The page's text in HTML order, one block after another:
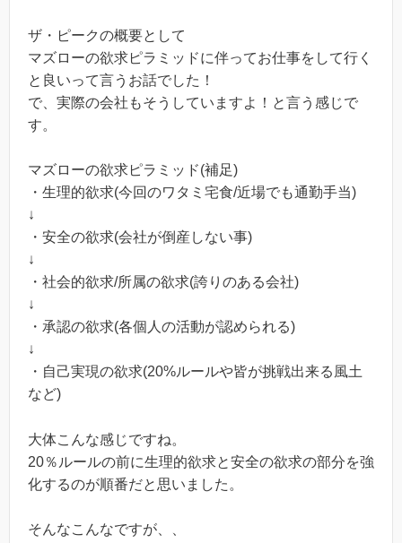
ザ・ピークの概要として
マズローの欲求ピラミッドに伴ってお仕事をして行く
と良いって言うお話でした！
で、実際の会社もそうしていますよ！と言う感じで
す。
マズローの欲求ピラミッド(補足)
・生理的欲求(今回のワタミ宅食/近場でも通勤手当)
↓
・安全の欲求(会社が倒産しない事)
↓
・社会的欲求/所属の欲求(誇りのある会社)
↓
・承認の欲求(各個人の活動が認められる)
↓
・自己実現の欲求(20%ルールや皆が挑戦出来る風土
など)
大体こんな感じですね。
20％ルールの前に生理的欲求と安全の欲求の部分を強
化するのが順番だと思いました。
そんなこんなですが、、